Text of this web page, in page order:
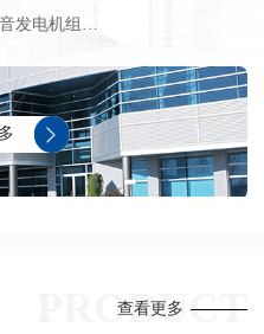
发电机组…
PRODUCT
查看更多